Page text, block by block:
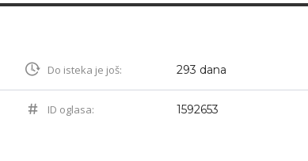
Do isteka je još: 293 dana
ID oglasa: 1592653